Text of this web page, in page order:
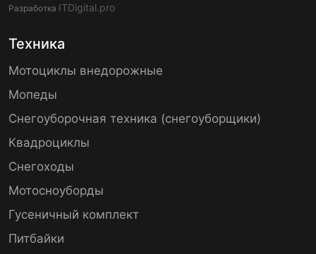
Разработка ITDigital.pro
Техника
Мотоциклы внедорожные
Мопеды
Снегоуборочная техника (снегоуборщики)
Квадроциклы
Снегоходы
Мотосноуборды
Гусеничный комплект
Питбайки